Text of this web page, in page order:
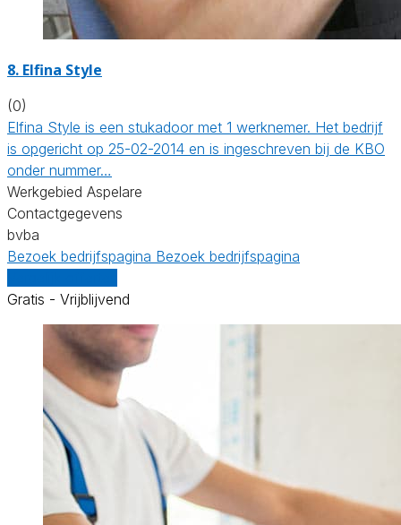
8. Elfina Style
(0)
Elfina Style is een stukadoor met 1 werknemer. Het bedrijf
is opgericht op 25-02-2014 en is ingeschreven bij de KBO
onder nummer…
Werkgebied Aspelare
Contactgegevens
bvba
Bezoek bedrijfspagina Bezoek bedrijfspagina
Gratis - Vrijblijvend